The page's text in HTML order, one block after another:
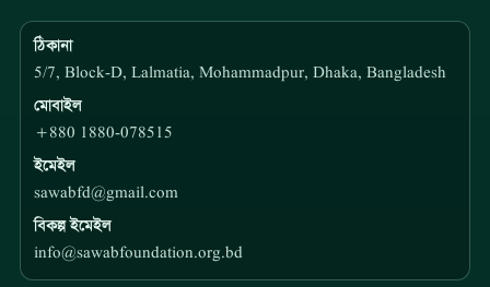
ঠিকানা
5/7, Block-D, Lalmatia, Mohammadpur, Dhaka, Bangladesh
মোবাইল
+880 1880-078515
ইমেইল
sawabfd@gmail.com
বিকল্প ইমেইল
info@sawabfoundation.org.bd